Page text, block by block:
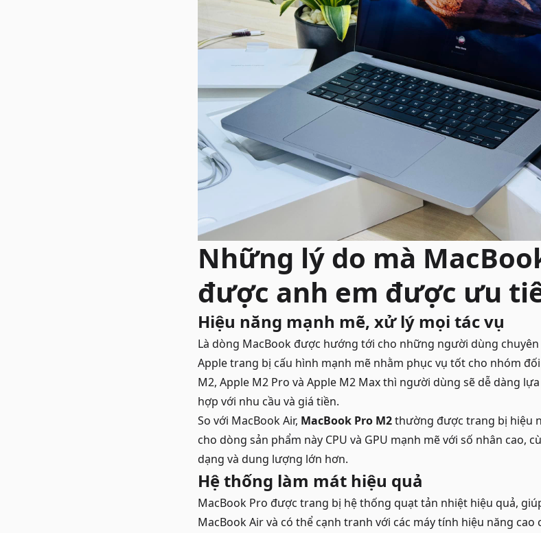
Những lý do mà
được anh em được ưu
Hiệu năng mạnh mẽ, xử lý mọi tác vụ
Là dòng MacBook được hướng tới cho những người dùng
Apple trang bị cấu hình mạnh mẽ nhằm phục vụ tốt cho nhóm
M2, Apple M2 Pro và Apple M2 Max thì người dùng sẽ dễ dàng
hợp với nhu cầu và giá tiền.
So với MacBook Air, MacBook Pro M2thường được trang bị hiệu
cho dòng sản phẩm này CPU và GPU mạnh mẽ với số nhân cao,
dạng và dung lượng lớn hơn.
Hệ thống làm mát hiệu quả
MacBook Pro được trang bị hệ thống quạt tản nhiệt hiệu quả,
MacBook Air và có thể cạnh tranh với các máy tính hiệu năng cao